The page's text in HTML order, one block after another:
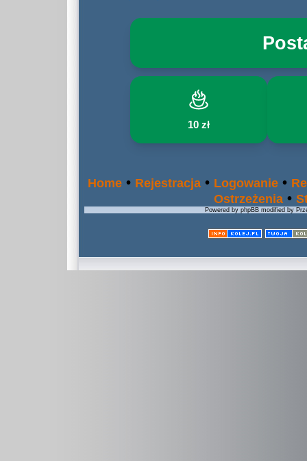
10 zł
Home • Rejestracja • Logowanie •
Ostrzeżenia •
Powered by phpBB modified by